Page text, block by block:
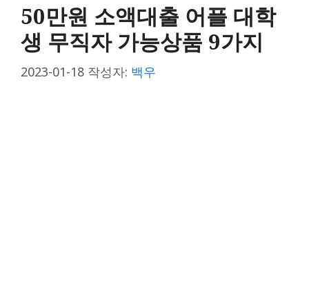
50만원 소액대출 어플 대학
생 무직자 가능상품 9가지
2023-01-18 작성자: 백우